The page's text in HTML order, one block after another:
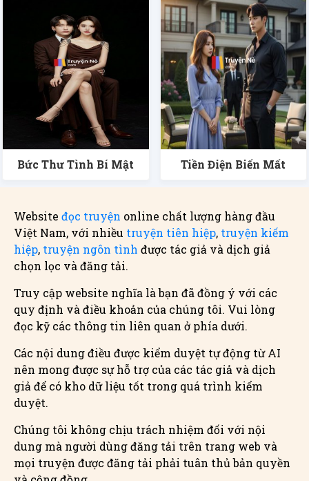
Bức Thư Tình Bí Mật Tiền Điện Biến Mất
Website đọc truyện online chất lượng hàng đầu
Việt Nam, với nhiều truyện tiên hiệp, truyện kiếm
hiệp, truyện ngôn tình được tác giả và dịch giả
chọn lọc và đăng tải.
Truy cập website nghĩa là bạn đã đồng ý với các
quy định và điều khoản của chúng tôi. Vui lòng
đọc kỹ các thông tin liên quan ở phía dưới.
Các nội dung điều được kiểm duyệt tự động từ AI
nên mong được sự hỗ trợ của các tác giả và dịch
giả để có kho dữ liệu tốt trong quá trình kiểm
duyệt.
Chúng tôi không chịu trách nhiệm đối với nội
dung mà người dùng đăng tải trên trang web và
mọi truyện được đăng tải phải tuân thủ bản quyền